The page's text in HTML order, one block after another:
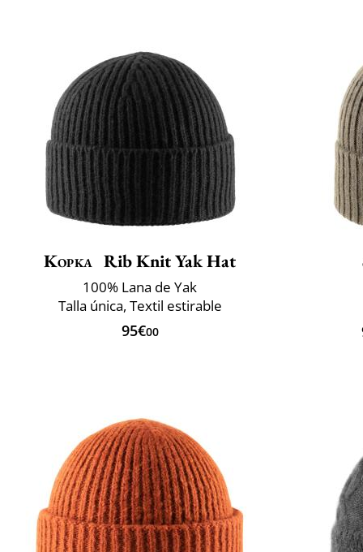
Kopka Rib Knit Yak Hat
100% Lana de Yak
Talla única, Textil estirable
95€00